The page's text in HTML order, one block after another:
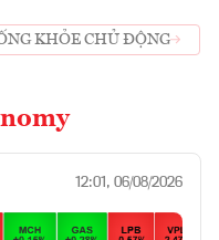
KHỎE CHỦ ĐỘNG
12:01, 06/08/2026